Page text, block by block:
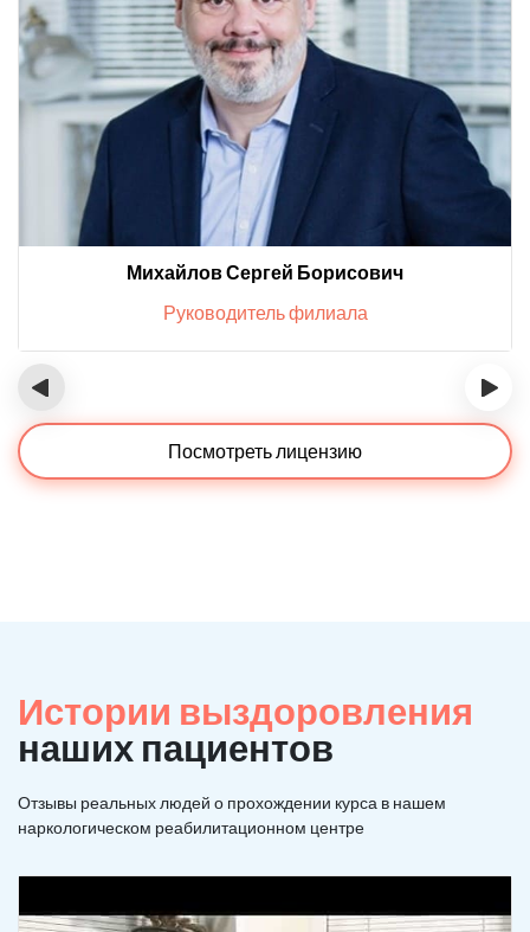
Михайлов Сергей Борисович
Руководитель филиала
‹ ›
Посмотреть лицензию
Истории выздоровления
наших пациентов
Отзывы реальных людей о прохождении курса в нашем
наркологическом реабилитационном центре